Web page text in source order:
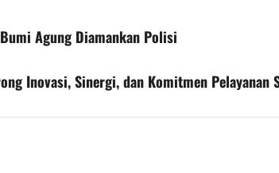
Agung Diamankan Polisi
Inovasi, Sinergi, dan Komitmen Pelayanan